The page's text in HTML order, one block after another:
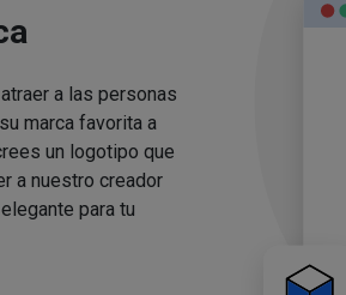
a las personas
marca favorita a
un logotipo que
a nuestro creador
para tu